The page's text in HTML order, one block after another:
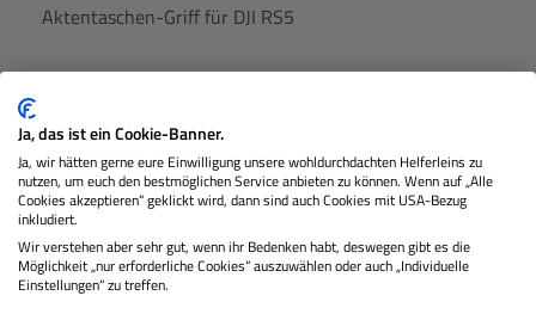
Aktentaschen-Griff für DJI RS5
Preis € 69,00
IN DEN WARENKORB
Ja, das ist ein Cookie-Banner.
Ja, wir hätten gerne eure Einwilligung unsere wohldurchdachten Helferleins zu
nutzen, um euch den bestmöglichen Service anbieten zu können. Wenn auf „Alle
Cookies akzeptieren“ geklickt wird, dann sind auch Cookies mit USA-Bezug
inkludiert.
Wir verstehen aber sehr gut, wenn ihr Bedenken habt, deswegen gibt es die
Möglichkeit „nur erforderliche Cookies“ auszuwählen oder auch „Individuelle
Einstellungen“ zu treffen.